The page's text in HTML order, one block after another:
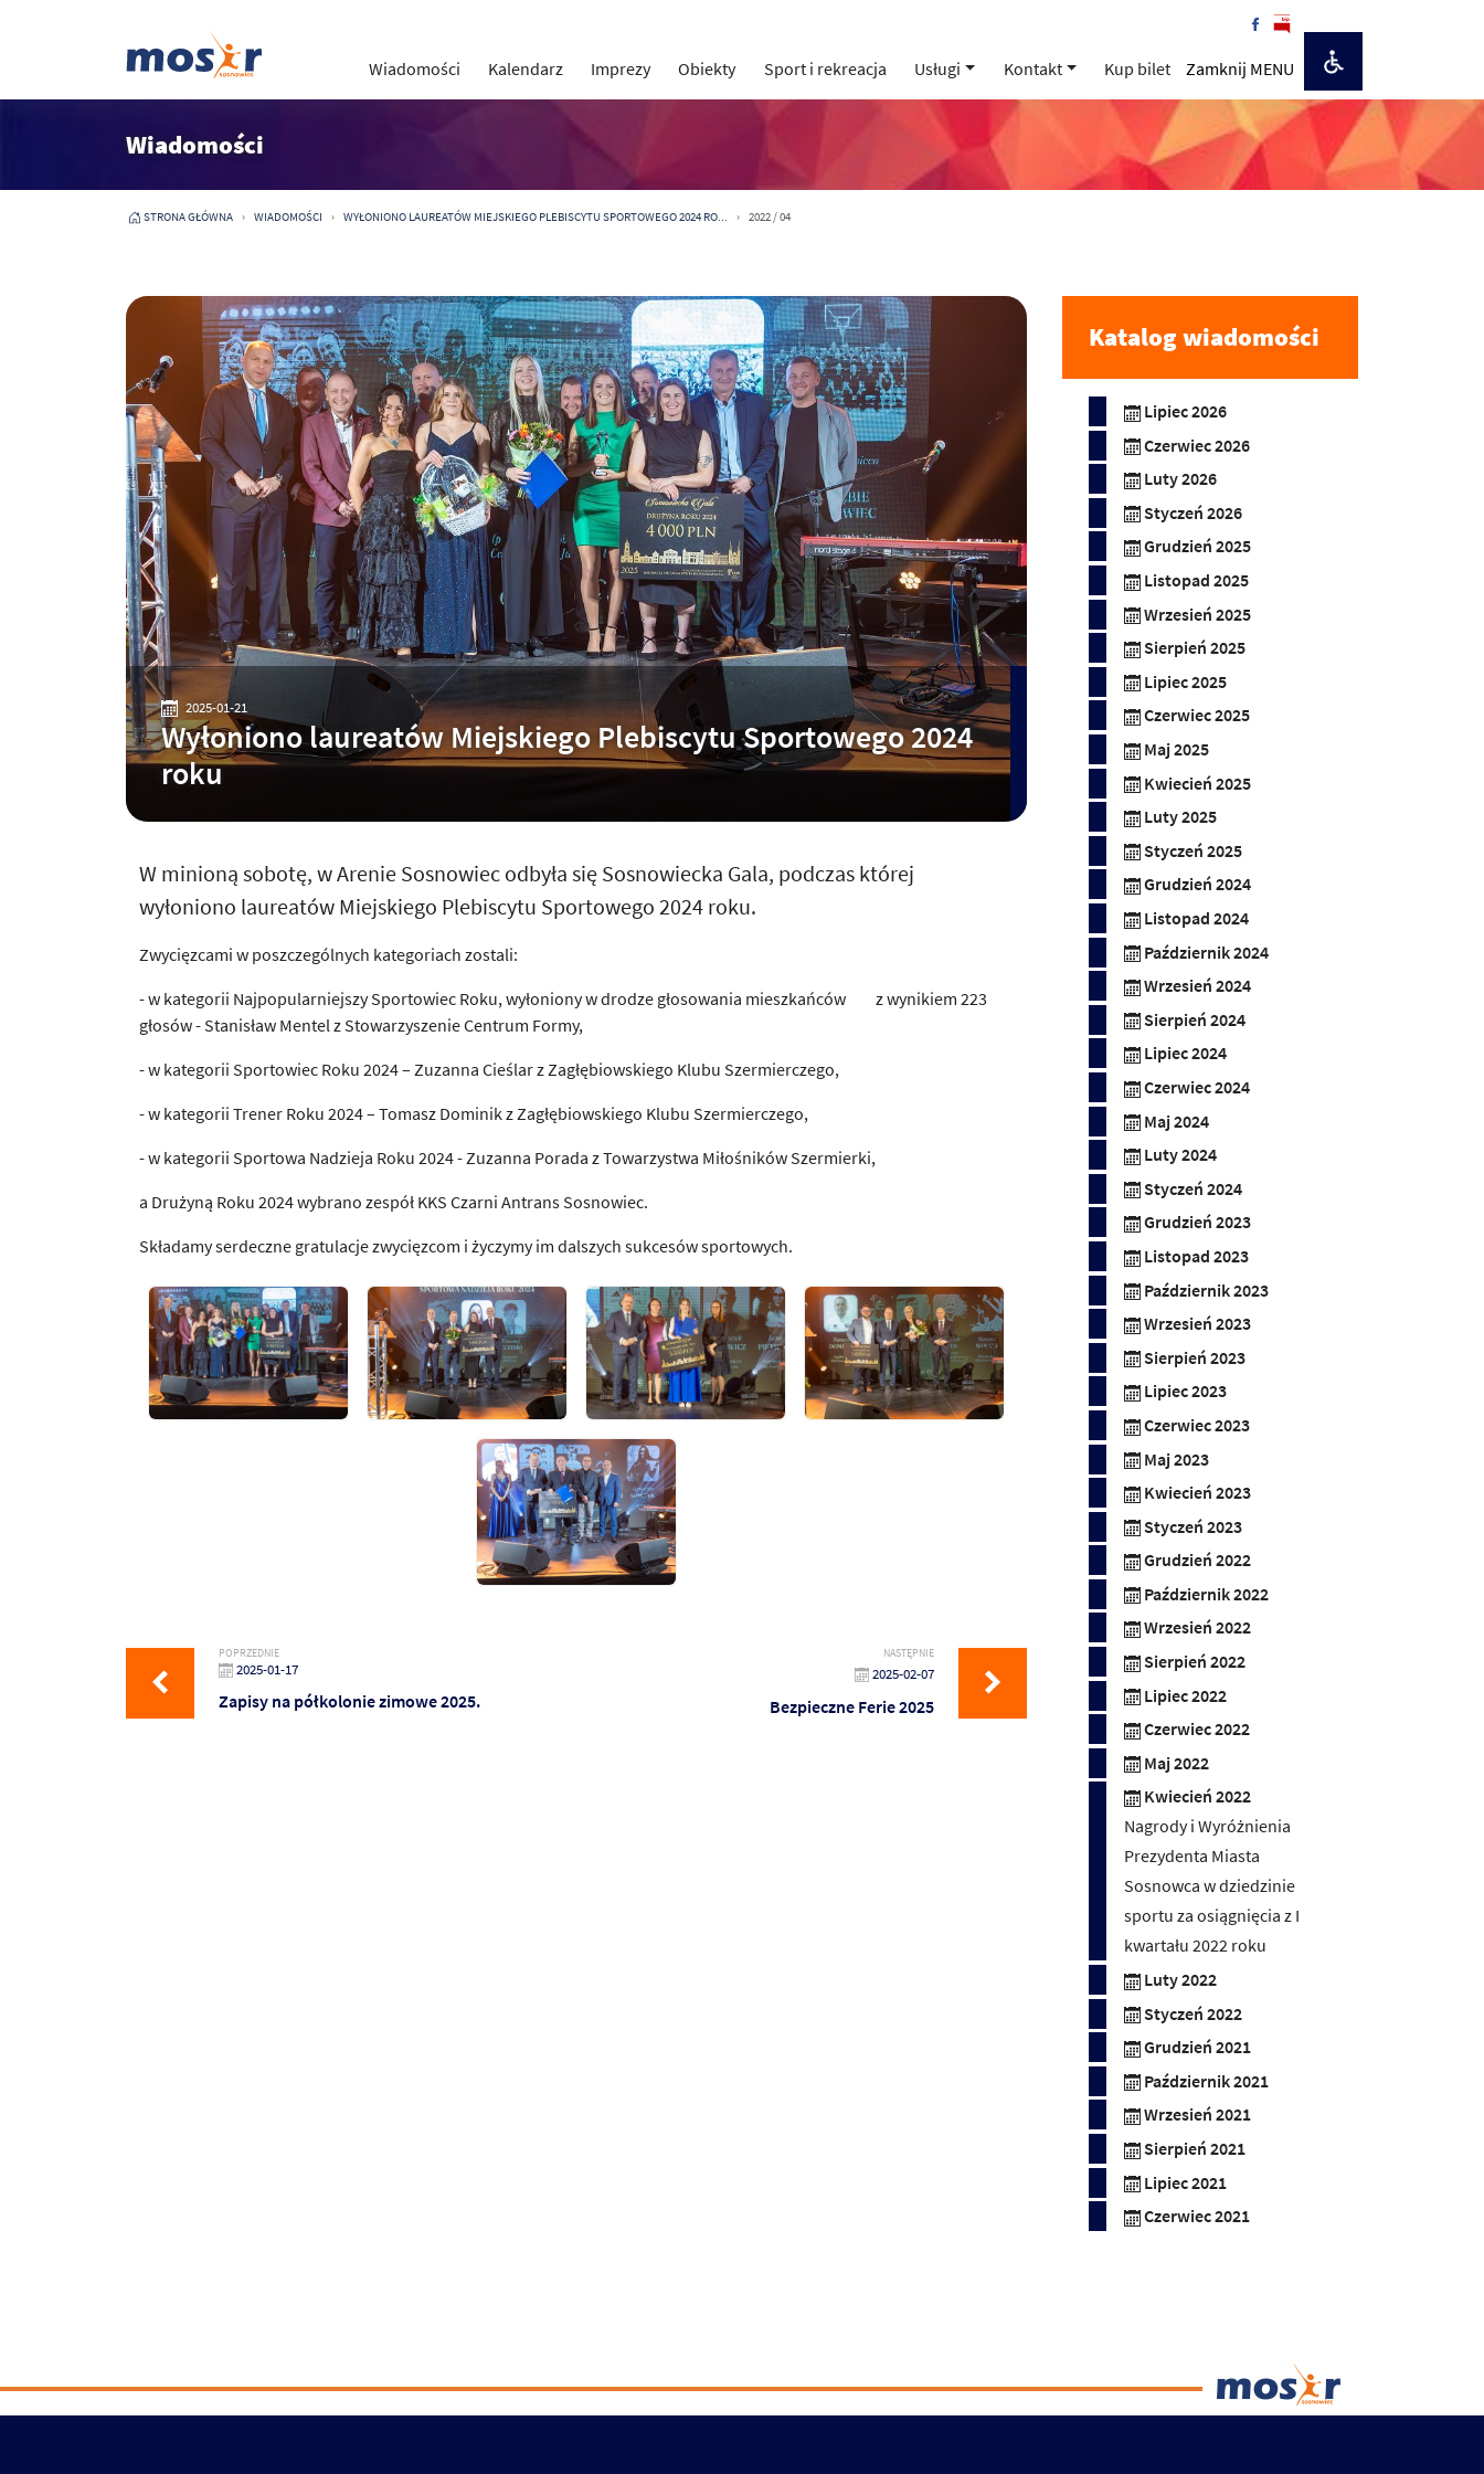
Wiadomości Kalendarz Imprezy Obiekty Sport i rekreacja Usługi Kontakt Kup bilet Zamknij MENU
Wiadomości
STRONA GŁÓWNA WIADOMOŚCI WYŁONIONO LAUREATÓW MIEJSKIEGO PLEBISCYTU SPORTOWEGO 2024 RO... 2022 / 04
2025-01-21
Wyłoniono laureatów Miejskiego Plebiscytu Sportowego 2024
roku
W minioną sobotę, w Arenie Sosnowiec odbyła się Sosnowiecka Gala, podczas której
wyłoniono laureatów Miejskiego Plebiscytu Sportowego 2024 roku.
Zwycięzcami w poszczególnych kategoriach zostali:
- w kategorii Najpopularniejszy Sportowiec Roku, wyłoniony w drodze głosowania mieszkańców z wynikiem 223
głosów - Stanisław Mentel z Stowarzyszenie Centrum Formy,
- w kategorii Sportowiec Roku 2024 – Zuzanna Cieślar z Zagłębiowskiego Klubu Szermierczego,
- w kategorii Trener Roku 2024 – Tomasz Dominik z Zagłębiowskiego Klubu Szermierczego,
- w kategorii Sportowa Nadzieja Roku 2024 - Zuzanna Porada z Towarzystwa Miłośników Szermierki,
a Drużyną Roku 2024 wybrano zespół KKS Czarni Antrans Sosnowiec.
Składamy serdeczne gratulacje zwycięzcom i życzymy im dalszych sukcesów sportowych.
POPRZEDNIE
2025-01-17
Zapisy na półkolonie zimowe 2025.
NASTĘPNIE
2025-02-07
Bezpieczne Ferie 2025
Katalog wiadomości
Lipiec 2026
Czerwiec 2026
Luty 2026
Styczeń 2026
Grudzień 2025
Listopad 2025
Wrzesień 2025
Sierpień 2025
Lipiec 2025
Czerwiec 2025
Maj 2025
Kwiecień 2025
Luty 2025
Styczeń 2025
Grudzień 2024
Listopad 2024
Październik 2024
Wrzesień 2024
Sierpień 2024
Lipiec 2024
Czerwiec 2024
Maj 2024
Luty 2024
Styczeń 2024
Grudzień 2023
Listopad 2023
Październik 2023
Wrzesień 2023
Sierpień 2023
Lipiec 2023
Czerwiec 2023
Maj 2023
Kwiecień 2023
Styczeń 2023
Grudzień 2022
Październik 2022
Wrzesień 2022
Sierpień 2022
Lipiec 2022
Czerwiec 2022
Maj 2022
Kwiecień 2022
Nagrody i Wyróżnienia
Prezydenta Miasta
Sosnowca w dziedzinie
sportu za osiągnięcia z I
kwartału 2022 roku
Luty 2022
Styczeń 2022
Grudzień 2021
Październik 2021
Wrzesień 2021
Sierpień 2021
Lipiec 2021
Czerwiec 2021